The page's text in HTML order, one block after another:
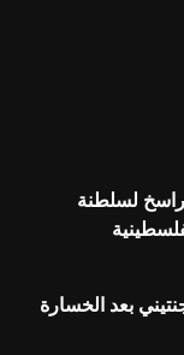
لسلطنة
بعد الخسارة